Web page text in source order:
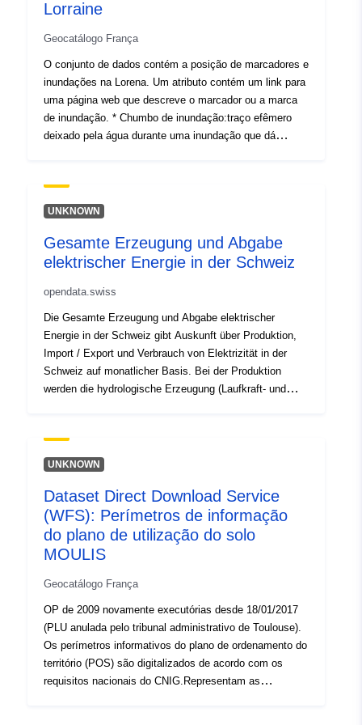
Lorraine
Geocatálogo França
O conjunto de dados contém a posição de marcadores e
inundações na Lorena. Um atributo contém um link para
uma página web que descreve o marcador ou a marca
de inundação. * Chumbo de inundação:traço efêmero
deixado pela água durante uma inundação que dá
o nível alcançado por uma inundação (pintura, chapa
metálica, macarrão selado, inscrição gravada, etc.). .
desenvolvida e alimentada pelo Serviço de Navegação
Nordeste, estão localizados na jurisdição da rede
rios: Moselle, Meuse, Meurthe, Vezouze.As inundações
variaram de 1740 a 2006. Ficheiros contidos no pacote
de dados: — repere_crue_r41.TAB
UNKNOWN
Gesamte Erzeugung und Abgabe
elektrischer Energie in der Schweiz
opendata.swiss
Die Gesamte Erzeugung und Abgabe elektrischer
Energie in der Schweiz gibt Auskunft über Produktion,
Import / Export und Verbrauch von Elektrizität in der
Schweiz auf monatlicher Basis. Bei der Produktion
werden die hydrologische Erzeugung (Laufkraft- und
Erzeugung unterschieden. Der Verbrauch der
Speicherpumpen und die Leitungsverluste werden
jeweils per Ende Monat dargestellt. Die Gesamte
Erzeugung und Abgabe elektrischer Energie wird im
Rahmen der Elektrizitätsstatistik erstellt, welche Teil der
öffentlichen Statistik der Schweiz ist (gesetzliche
UNKNOWN
Dataset Direct Download Service
(WFS): Perímetros de informação
do plano de utilização do solo
MOULIS
Geocatálogo França
OP de 2009 novamente executórias desde 18/01/2017
(PLU anulada pelo tribunal administrativo de Toulouse).
Os perímetros informativos do plano de ordenamento do
território (POS) são digitalizados de acordo com os
requisitos nacionais do CNIG.Representam as